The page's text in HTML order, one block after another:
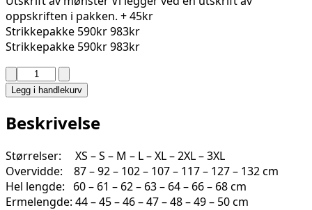
oppskriften i pakken. + 45kr
Strikkepakke 590kr983kr
Strikkepakke 590kr983kr
VIKING
-
JAKKE
2224-
4
antall
Legg i handlekurv
Beskrivelse
Størrelser: XS – S – M – L – XL – 2XL – 3XL
Overvidde: 87 – 92 – 102 – 107 – 117 – 127 – 132 cm
Hel lengde: 60 – 61 – 62 – 63 – 64 – 66 – 68 cm
Ermelengde: 44 – 45 – 46 – 47 – 48 – 49 – 50 cm